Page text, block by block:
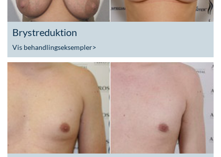
Brystreduktion
Vis behandlingseksempler>